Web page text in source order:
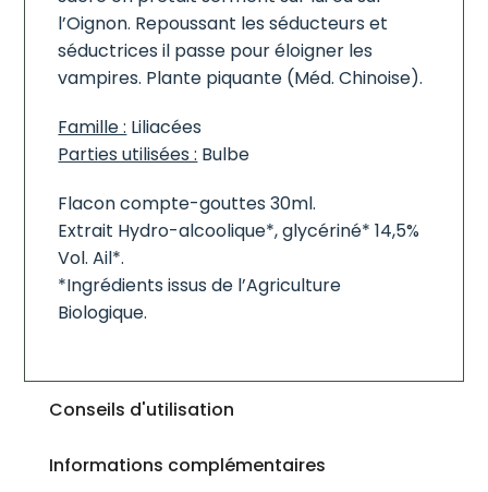
l’Oignon. Repoussant les séducteurs et
séductrices il passe pour éloigner les
vampires. Plante piquante (Méd. Chinoise).
Famille : Liliacées
Parties utilisées : Bulbe
Flacon compte-gouttes 30ml.
Extrait Hydro-alcoolique*, glycériné* 14,5%
Vol. Ail*.
*Ingrédients issus de l’Agriculture
Biologique.
Conseils d'utilisation
Informations complémentaires